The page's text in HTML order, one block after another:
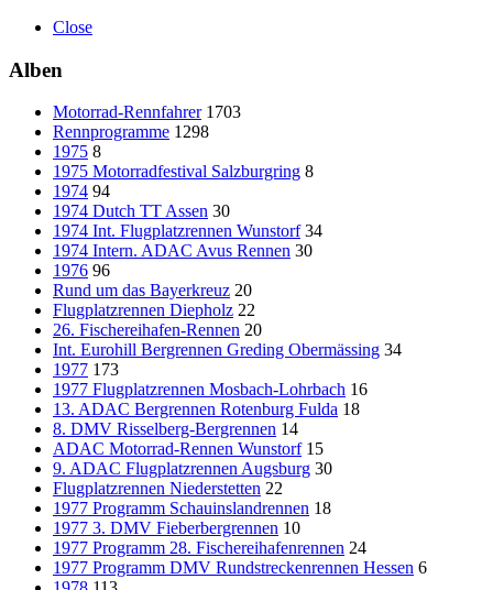
Close
Alben
Motorrad-Rennfahrer 1703
Rennprogramme 1298
1975 8
1975 Motorradfestival Salzburgring 8
1974 94
1974 Dutch TT Assen 30
1974 Int. Flugplatzrennen Wunstorf 34
1974 Intern. ADAC Avus Rennen 30
1976 96
Rund um das Bayerkreuz 20
Flugplatzrennen Diepholz 22
26. Fischereihafen-Rennen 20
Int. Eurohill Bergrennen Greding Obermässing 34
1977 173
1977 Flugplatzrennen Mosbach-Lohrbach 16
13. ADAC Bergrennen Rotenburg Fulda 18
8. DMV Risselberg-Bergrennen 14
ADAC Motorrad-Rennen Wunstorf 15
9. ADAC Flugplatzrennen Augsburg 30
Flugplatzrennen Niederstetten 22
1977 Programm Schauinslandrennen 18
1977 3. DMV Fieberbergrennen 10
1977 Programm 28. Fischereihafenrennen 24
1977 Programm DMV Rundstreckenrennen Hessen 6